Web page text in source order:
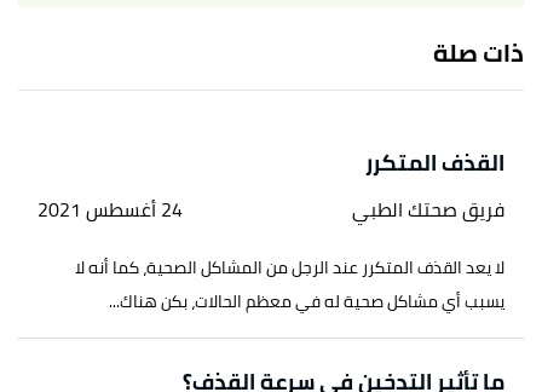
, Retrieved 28/11/2021. Edited.
↑
"Ejaculation Disorders in Men"
,www.webmd.com,
www.drugs.com
Retrieved 24/11/2021. Edited.
ذات صلة
القذف المتكرر
فريق صحتك الطبي 24 أغسطس 2021
لا يعد القذف المتكرر عند الرجل من المشاكل الصحية، كما أنه لا
يسبب أي مشاكل صحية له في معظم الحالات، بكن هناك...
ما تأثير التدخين في سرعة القذف؟